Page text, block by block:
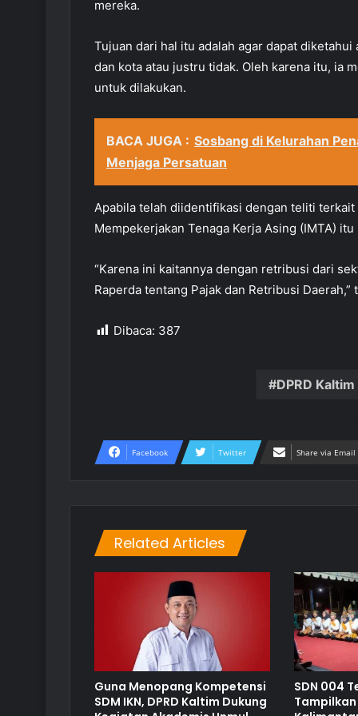
mereka.
Tujuan dari hal itu adalah agar dapat
dan kota atau justru tidak. Oleh karena itu, ia
untuk dilakukan.
BACA JUGA : Sosbang di Kelurahan
Menjaga Persatuan
Apabila telah diidentifikasi dengan teliti
Mempekerjakan Tenaga Kerja Asing (IMTA)
“Karena ini kaitannya dengan retribusi dari
Raperda tentang Pajak dan Retribusi Daerah,”
Dibaca: 387
DPRD Kaltim
Facebook Twitter Share via Email
Related Articles
Guna Menopang Kompetensi
SDM IKN, DPRD Kaltim Dukung
SDN 004